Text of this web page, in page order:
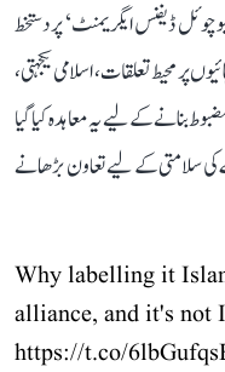
ڈیفنس ایگریمنٹ‘ پر دستخط
مشترکہ بیان میں کہا گیا تھا کہ تقریباً 8 دہائیوں پر محیط تعلقات، اسلامی یکجہتی،
بنانے کے لیے یہ معاہدہ کیا گیا
کے لیے تعاون بڑھانے
Why labelling it
alliance, and it's not
https://t.co/